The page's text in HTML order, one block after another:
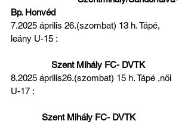
Bp. Honvéd
7.2025 április 26.(szombat) 13 h. Tápé,
leány U-15 :
Szent Mihály FC- DVTK
8.2025 április26.(szombat) 15 h. Tápé ,női
U-17 :
Szent Mihály FC- DVTK